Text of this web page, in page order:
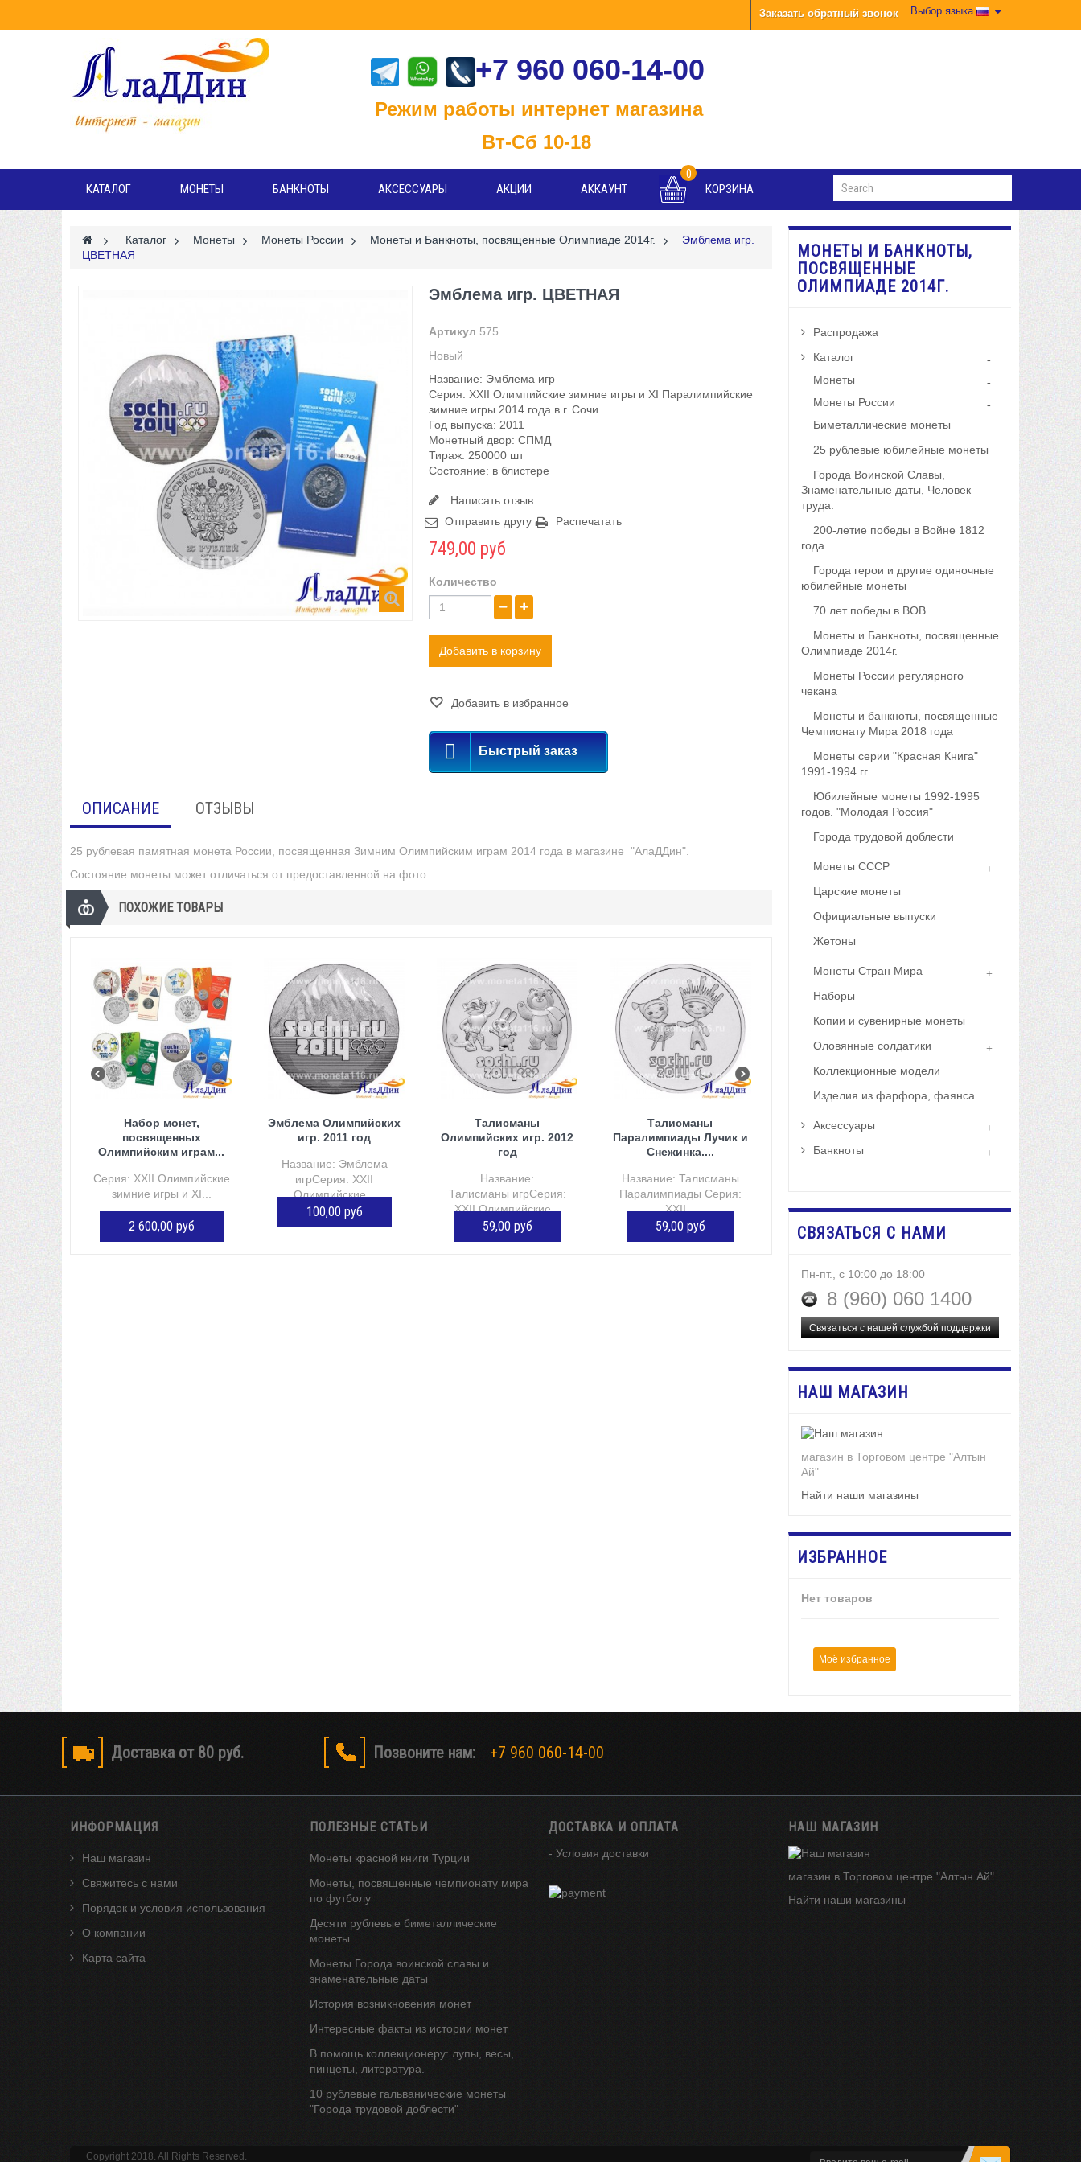
Выбор языка
Заказать обратный звонок
+7 960 060-14-00
Режим работы интернет магазина
Вт-Сб 10-18
КАТАЛОГ МОНЕТЫ БАНКНОТЫ АКСЕССУАРЫ АКЦИИ АККАУНТ
0
КОРЗИНА
> Каталог > Монеты > Монеты России > Монеты и Банкноты, посвященные Олимпиаде 2014г. >
Эмблема игр.
ЦВЕТНАЯ
Эмблема игр. ЦВЕТНАЯ
Артикул 575
Новый
Название: Эмблема игр
Серия: XXII Олимпийские зимние игры и XI Паралимпийские
зимние игры 2014 года в г. Сочи
Год выпуска: 2011
Монетный двор: СПМД
Тираж: 250000 шт
Состояние: в блистере
Написать отзыв
Отправить другу
Распечатать
749,00 руб
Количество
Добавить в корзину
Добавить в избранное
Быстрый заказ
ОПИСАНИЕ ОТЗЫВЫ
25 рублевая памятная монета России, посвященная Зимним Олимпийским играм 2014 года в магазине "АлаДДин".
Состояние монеты может отличаться от предоставленной на фото.
ПОХОЖИЕ ТОВАРЫ
Набор монет,
посвященных
Олимпийским играм...
Серия: XXII Олимпийские
зимние игры и XI...
2 600,00 руб
Эмблема Олимпийских
игр. 2011 год
Название: Эмблема
игрСерия: XXII
Олимпийские...
100,00 руб
Талисманы
Олимпийских игр. 2012
год
Название:
Талисманы игрСерия:
XXII Олимпийские...
59,00 руб
Талисманы
Паралимпиады Лучик и
Снежинка....
Название: Талисманы
Паралимпиады Серия:
XXII...
59,00 руб
МОНЕТЫ И БАНКНОТЫ,
ПОСВЯЩЕННЫЕ
ОЛИМПИАДЕ 2014Г.
Распродажа
Каталог
Монеты
Монеты России
Биметаллические монеты
25 рублевые юбилейные монеты
Города Воинской Славы,
Знаменательные даты, Человек
труда.
200-летие победы в Войне 1812
года
Города герои и другие одиночные
юбилейные монеты
70 лет победы в ВОВ
Монеты и Банкноты, посвященные
Олимпиаде 2014г.
Монеты России регулярного
чекана
Монеты и банкноты, посвященные
Чемпионату Мира 2018 года
Монеты серии "Красная Книга"
1991-1994 гг.
Юбилейные монеты 1992-1995
годов. "Молодая Россия"
Города трудовой доблести
Монеты СССР
Царские монеты
Официальные выпуски
Жетоны
Монеты Стран Мира
Наборы
Копии и сувенирные монеты
Оловянные солдатики
Коллекционные модели
Изделия из фарфора, фаянса.
Аксессуары
Банкноты
СВЯЗАТЬСЯ С НАМИ
Пн-пт., с 10:00 до 18:00
8 (960) 060 1400
Связаться с нашей службой поддержки
НАШ МАГАЗИН
магазин в Торговом центре "Алтын
Ай"
Найти наши магазины
ИЗБРАННОЕ
Нет товаров
Моё избранное
Доставка от 80 руб. Позвоните нам: +7 960 060-14-00
ИНФОРМАЦИЯ
Наш магазин
Свяжитесь с нами
Порядок и условия использования
О компании
Карта сайта
ПОЛЕЗНЫЕ СТАТЬИ
Монеты красной книги Турции
Монеты, посвященные чемпионату мира
по футболу
Десяти рублевые биметаллические
монеты.
Монеты Города воинской славы и
знаменательные даты
История возникновения монет
Интересные факты из истории монет
В помощь коллекционеру: лупы, весы,
пинцеты, литература.
10 рублевые гальванические монеты
"Города трудовой доблести"
ДОСТАВКА И ОПЛАТА
- Условия доставки
НАШ МАГАЗИН
магазин в Торговом центре "Алтын Ай"
Найти наши магазины
Copyright 2018. All Rights Reserved.